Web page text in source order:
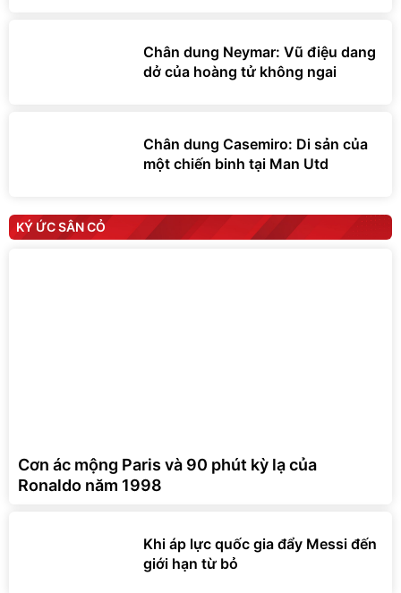
Chân dung Neymar: Vũ điệu dang
dở của hoàng tử không ngai
Chân dung Casemiro: Di sản của
một chiến binh tại Man Utd
KÝ ỨC SÂN CỎ
Cơn ác mộng Paris và 90 phút kỳ lạ của
Ronaldo năm 1998
Khi áp lực quốc gia đẩy Messi đến
giới hạn từ bỏ